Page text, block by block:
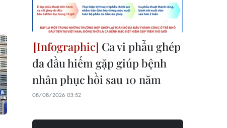
Ca vi phẫu ghép
da đầu hiếm gặp giúp bệnh
nhân phục hồi sau 10 năm
08/08/2026 03:52